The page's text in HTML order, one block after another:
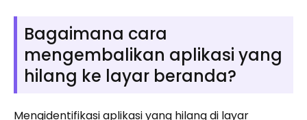
Bagaimana cara
mengembalikan aplikasi yang
hilang ke layar beranda?
Mengidentifikasi aplikasi yang hilang di layar